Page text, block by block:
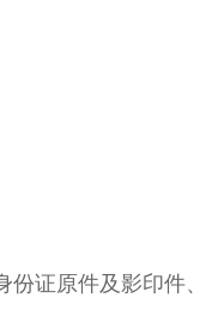
证原件及影印件、